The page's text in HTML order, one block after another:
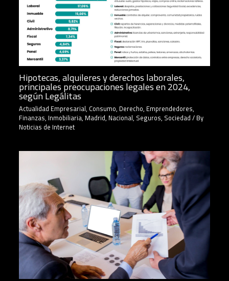
Hipotecas, alquileres y derechos laborales,
principales preocupaciones legales en 2024,
según Legálitas
Actualidad Empresarial, Consumo, Derecho, Emprendedores,
Finanzas, Inmobiliaria, Madrid, Nacional, Seguros, Sociedad/ By
Noticias de Internet